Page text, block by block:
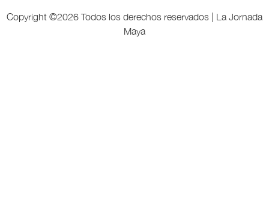
Copyright ©2026 Todos los derechos reservados | La Jornada
Maya